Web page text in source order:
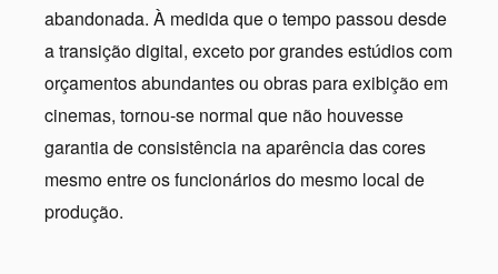
abandonada. À medida que o tempo passou desde
a transição digital, exceto por grandes estúdios com
orçamentos abundantes ou obras para exibição em
cinemas, tornou-se normal que não houvesse
garantia de consistência na aparência das cores
mesmo entre os funcionários do mesmo local de
produção.